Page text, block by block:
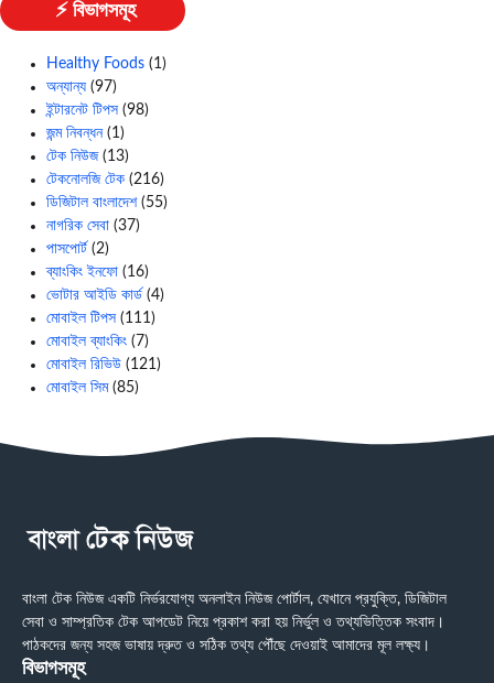
⚡ বিভাগসমূহ
Healthy Foods (1)
অন্যান্য (97)
ইন্টারনেট টিপস (98)
জন্ম নিবন্ধন(1)
টেক নিউজ(13)
টেকনোলজি টেক (216)
ডিজিটাল বাংলাদেশ(55)
নাগরিক সেবা (37)
পাসপোর্ট (2)
ব্যাংকিং ইনফো (16)
ভোটার আইডি কার্ড (4)
মোবাইল টিপস (111)
মোবাইল ব্যাংকিং (7)
মোবাইল রিভিউ (121)
মোবাইল সিম(85)
বাংলা টেক নিউজ একটি নির্ভরযোগ্য অনলাইন নিউজ পোর্টাল, যেখানে প্রযুক্তি, ডিজিটাল
সেবা ও সাম্প্রতিক টেক আপডেট নিয়ে প্রকাশ করা হয় নির্ভুল ও তথ্যভিত্তিক সংবাদ।
পাঠকদের জন্য সহজ ভাষায় দ্রুত ও সঠিক তথ্য পৌঁছে দেওয়াই আমাদের মূল লক্ষ্য।
বিভাগসমূহ